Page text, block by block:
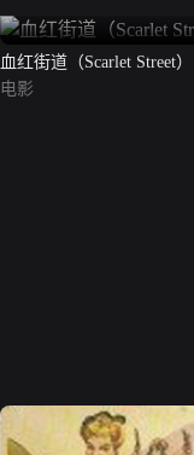
血红街道（Scarlet Street）
电影